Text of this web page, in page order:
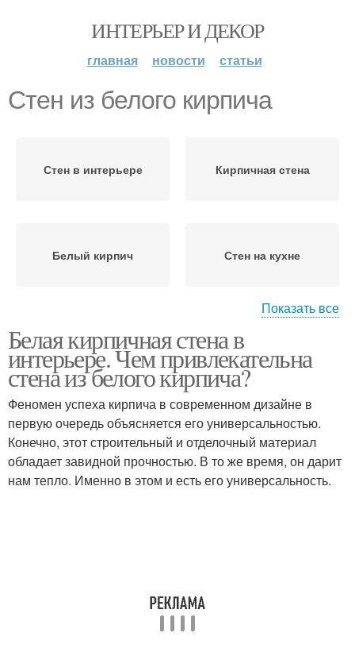
ИНТЕРЬЕР И ДЕКОР
главная новости статьи
Стен из белого кирпича
Стен в интерьере Кирпичная стена
Белый кирпич Стен на кухне
Стен под белый кирпич Кирпич в прихожей
Кирпичные стены Стены в интерьере
Кирпич для имитации
Показать все
Белая кирпичная стена в
интерьере. Чем привлекательна
стена из белого кирпича?
Феномен успеха кирпича в современном дизайне в
первую очередь объясняется его универсальностью.
Конечно, этот строительный и отделочный материал
обладает завидной прочностью. В то же время, он дарит
нам тепло. Именно в этом и есть его универсальность.